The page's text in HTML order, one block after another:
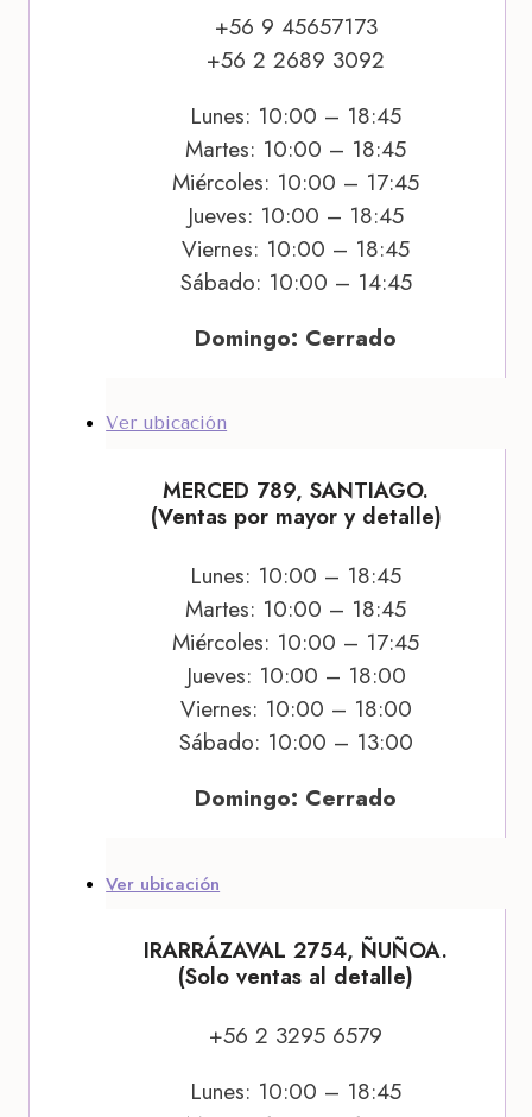
+56 9 45657173
+56 2 2689 3092
Lunes: 10:00 – 18:45
Martes: 10:00 – 18:45
Miércoles: 10:00 – 17:45
Jueves: 10:00 – 18:45
Viernes: 10:00 – 18:45
Sábado: 10:00 – 14:45
Domingo: Cerrado
Ver ubicación
MERCED 789, SANTIAGO.
(Ventas por mayor y detalle)
Lunes: 10:00 – 18:45
Martes: 10:00 – 18:45
Miércoles: 10:00 – 17:45
Jueves: 10:00 – 18:00
Viernes: 10:00 – 18:00
Sábado: 10:00 – 13:00
Domingo: Cerrado
Ver ubicación
IRARRÁZAVAL 2754, ÑUÑOA.
(Solo ventas al detalle)
+56 2 3295 6579
Lunes: 10:00 – 18:45